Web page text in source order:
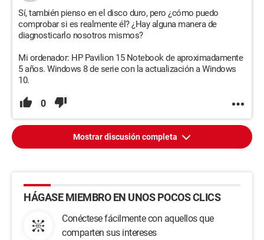
Sí, también pienso en el disco duro, pero ¿cómo puedo
comprobar si es realmente él? ¿Hay alguna manera de
diagnosticarlo nosotros mismos?
Mi ordenador: HP Pavilion 15 Notebook de aproximadamente
5 años. Windows 8 de serie con la actualización a Windows
10.
0
Mostrar discusión completa
HÁGASE MIEMBRO EN UNOS POCOS CLICS
Conéctese fácilmente con aquellos que
comparten sus intereses